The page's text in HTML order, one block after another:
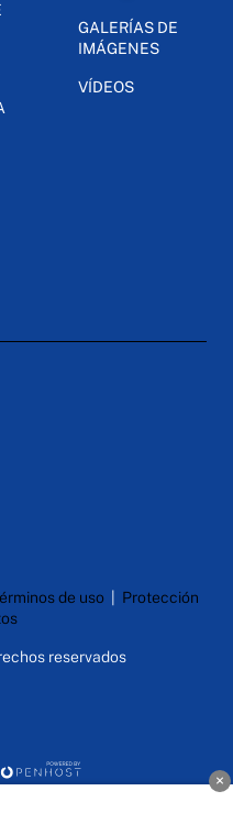
GALERÍAS DE
IMÁGENES
VÍDEOS
de uso| Protección
reservados
×